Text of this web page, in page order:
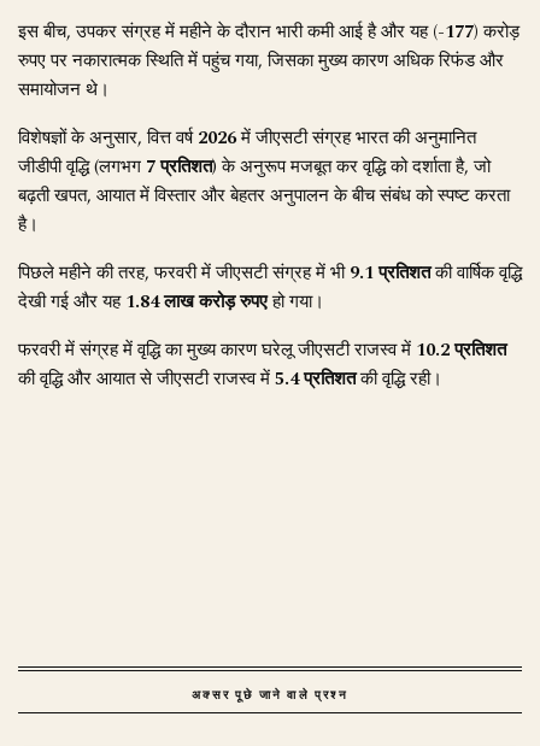
इस बीच, उपकर संग्रह में महीने के दौरान भारी कमी आई है और यह(-177)करोड़
रुपए पर नकारात्मक स्थिति में पहुंच गया, जिसका मुख्य कारण अधिक रिफंड और
समायोजन थे।
विशेषज्ञों के अनुसार, वित्त वर्ष2026में जीएसटी संग्रह भारत की अनुमानित
जीडीपी वृद्धि (लगभग 7 प्रतिशत) के अनुरूप मजबूत कर वृद्धि को दर्शाता है, जो
बढ़ती खपत, आयात में विस्तार और बेहतर अनुपालन के बीच संबंध को स्पष्ट करता
है।
पिछले महीने की तरह, फरवरी में जीएसटी संग्रह में भी9.1 प्रतिशतकी वार्षिक वृद्धि
देखी गई और यह1.84 लाख करोड़ रुपएहो गया।
फरवरी में संग्रह में वृद्धि का मुख्य कारण घरेलू जीएसटी राजस्व में 10.2 प्रतिशत
की वृद्धि और आयात से जीएसटी राजस्व में5.4 प्रतिशतकी वृद्धि रही।
अक्सर पूछे जाने वाले प्रश्न